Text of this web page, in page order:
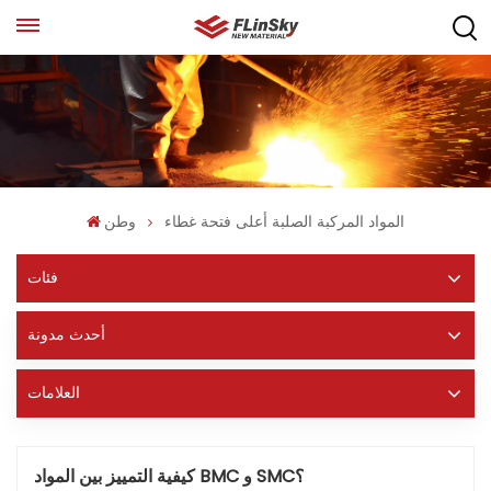
وطن المواد المركبة الصلبة أعلى فتحة غطاء
فئات
أحدث مدونة
العلامات
كيفية التمييز بين المواد BMC و SMC؟